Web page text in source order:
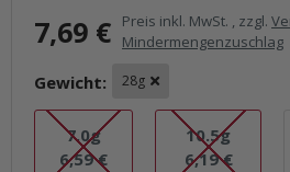
7,69 € Preis inkl. MwSt. , zzgl.
Mindermengenzuschlag
Gewicht: 28g
7.0g
7.0g
6,59 €
10.5g
10.5g
6,19 €